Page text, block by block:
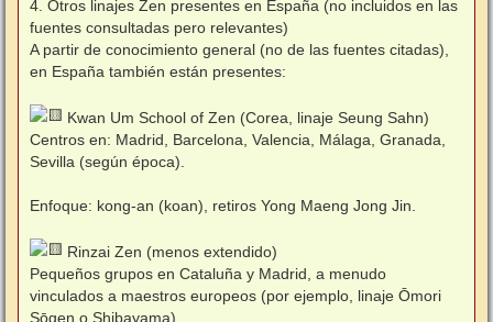
4. Otros linajes Zen presentes en España (no incluidos en las
fuentes consultadas pero relevantes)
A partir de conocimiento general (no de las fuentes citadas),
en España también están presentes:
Kwan Um School of Zen (Corea, linaje Seung Sahn)
Centros en: Madrid, Barcelona, Valencia, Málaga, Granada,
Sevilla (según época).
Enfoque: kong‑an (koan), retiros Yong Maeng Jong Jin.
Rinzai Zen (menos extendido)
Pequeños grupos en Cataluña y Madrid, a menudo
vinculados a maestros europeos (por ejemplo, linaje Ōmori
Sōgen o Shibayama).